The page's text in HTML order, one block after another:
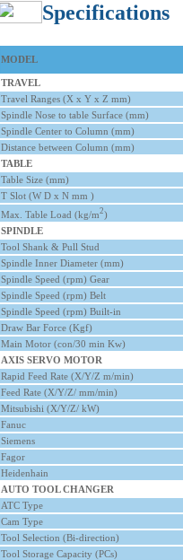
Specifications
MODEL
TRAVEL
Travel Ranges (X x Y x Z mm)
Spindle Nose to table Surface (mm)
Spindle Center to Column (mm)
Distance between Column (mm)
TABLE
Table Size (mm)
T Slot (W D x N mm )
Max. Table Load (kg/m2)
SPINDLE
Tool Shank & Pull Stud
Spindle Inner Diameter (mm)
Spindle Speed (rpm) Gear
Spindle Speed (rpm) Belt
Spindle Speed (rpm) Built-in
Draw Bar Force (Kgf)
Main Motor (con/30 min Kw)
AXIS SERVO MOTOR
Rapid Feed Rate (X/Y/Z m/min)
Feed Rate (X/Y/Z/ mm/min)
Mitsubishi (X/Y/Z/ kW)
Fanuc
Siemens
Fagor
Heidenhain
AUTO TOOL CHANGER
ATC Type
Cam Type
Tool Selection (Bi-direction)
Tool Storage Capacity (PCs)